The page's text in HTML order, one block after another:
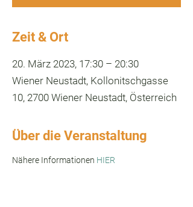
Zeit & Ort
20. März 2023, 17:30 – 20:30
Wiener Neustadt, Kollonitschgasse
10, 2700 Wiener Neustadt, Österreich
Über die Veranstaltung
Nähere Informationen HIER